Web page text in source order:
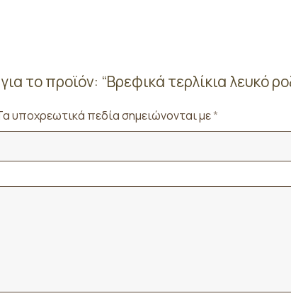
το προϊόν: “Βρεφικά τερλίκια λευκό
υποχρεωτικά πεδία σημειώνονται με*